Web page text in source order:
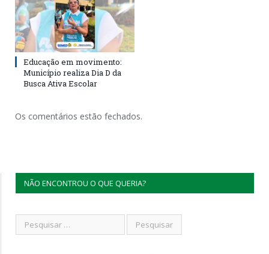
Educação em movimento:
Município realiza Dia D da
Busca Ativa Escolar
Os comentários estão fechados.
NÃO ENCONTROU O QUE QUERIA?